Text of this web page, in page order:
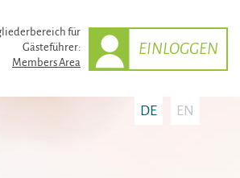
für
Gästeführer:
Members Area
EINLOGGEN
DE EN